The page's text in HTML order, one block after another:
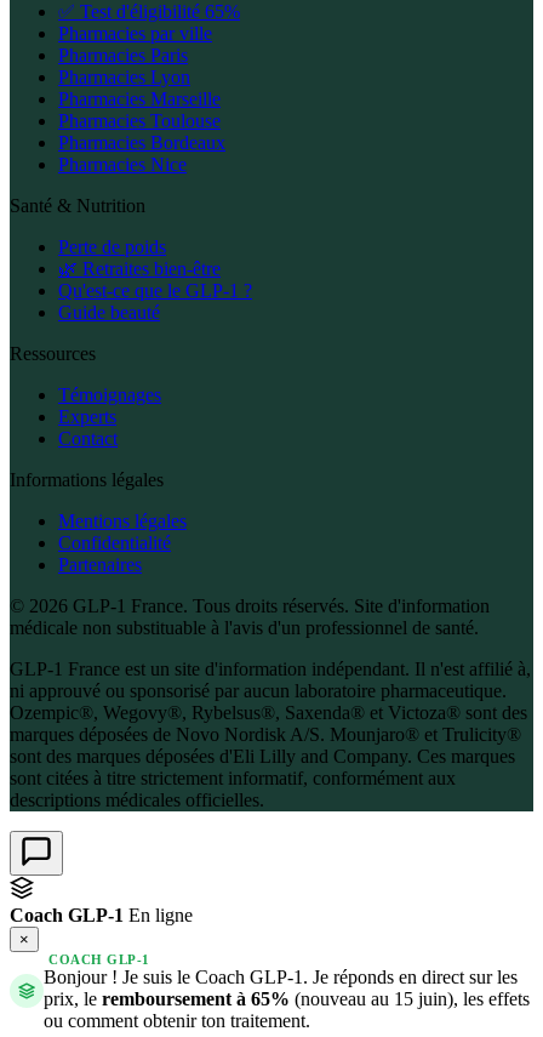
✅ Test d'éligibilité 65%
Pharmacies par ville
Pharmacies Paris
Pharmacies Lyon
Pharmacies Marseille
Pharmacies Toulouse
Pharmacies Bordeaux
Pharmacies Nice
Santé & Nutrition
Perte de poids
🌿 Retraites bien-être
Qu'est-ce que le GLP-1 ?
Guide beauté
Ressources
Témoignages
Experts
Contact
Informations légales
Mentions légales
Confidentialité
Partenaires
© 2026 GLP-1 France. Tous droits réservés. Site d'information
médicale non substituable à l'avis d'un professionnel de santé.
GLP-1 France est un site d'information indépendant. Il n'est affilié à,
ni approuvé ou sponsorisé par aucun laboratoire pharmaceutique.
Ozempic®, Wegovy®, Rybelsus®, Saxenda® et Victoza® sont des
marques déposées de Novo Nordisk A/S. Mounjaro® et Trulicity®
sont des marques déposées d'Eli Lilly and Company. Ces marques
sont citées à titre strictement informatif, conformément aux
descriptions médicales officielles.
Coach GLP-1 En ligne
×
COACH GLP-1
Bonjour ! Je suis le Coach GLP-1. Je réponds en direct sur les
prix, le remboursement à 65% (nouveau au 15 juin), les effets
ou comment obtenir ton traitement.